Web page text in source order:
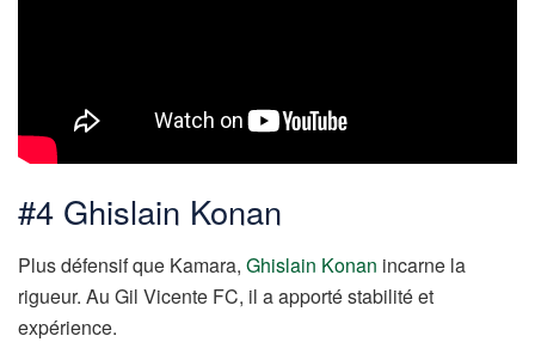
#4 Ghislain Konan
Plus défensif que Kamara, Ghislain Konan incarne la
rigueur. Au Gil Vicente FC, il a apporté stabilité et
expérience.